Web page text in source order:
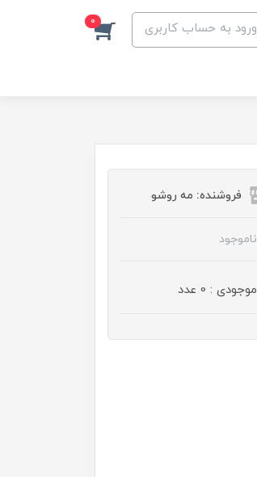
ورود به حساب کاربری 0
فروشنده: مه رو‌شو
ناموجود
موجودی : 0 عدد